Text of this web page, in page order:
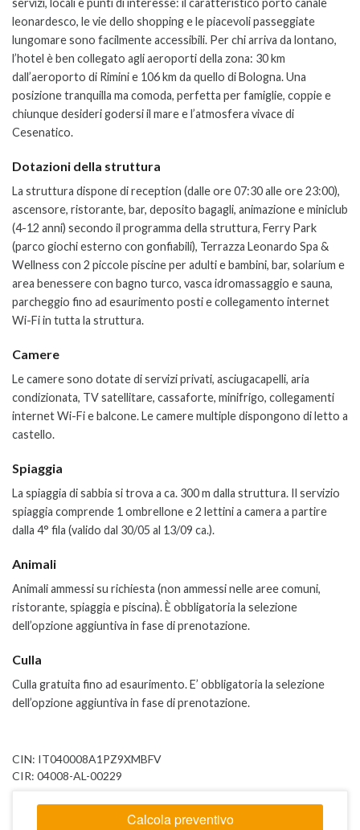
servizi, locali e punti di interesse: il caratteristico porto canale
leonardesco, le vie dello shopping e le piacevoli passeggiate
lungomare sono facilmente accessibili. Per chi arriva da lontano,
l’hotel è ben collegato agli aeroporti della zona: 30 km
dall’aeroporto di Rimini e 106 km da quello di Bologna. Una
posizione tranquilla ma comoda, perfetta per famiglie, coppie e
chiunque desideri godersi il mare e l’atmosfera vivace di
Cesenatico.
Dotazioni della struttura
La struttura dispone di reception (dalle ore 07:30 alle ore 23:00),
ascensore, ristorante, bar, deposito bagagli, animazione e miniclub
(4-12 anni) secondo il programma della struttura, Ferry Park
(parco giochi esterno con gonfiabili), Terrazza Leonardo Spa &
Wellness con 2 piccole piscine per adulti e bambini, bar, solarium e
area benessere con bagno turco, vasca idromassaggio e sauna,
parcheggio fino ad esaurimento posti e collegamento internet
Wi-Fi in tutta la struttura.
Camere
Le camere sono dotate di servizi privati, asciugacapelli, aria
condizionata, TV satellitare, cassaforte, minifrigo, collegamenti
internet Wi-Fi e balcone. Le camere multiple dispongono di letto a
castello.
Spiaggia
La spiaggia di sabbia si trova a ca. 300 m dalla struttura. Il servizio
spiaggia comprende 1 ombrellone e 2 lettini a camera a partire
dalla 4° fila (valido dal 30/05 al 13/09 ca.).
Animali
Animali ammessi su richiesta (non ammessi nelle aree comuni,
ristorante, spiaggia e piscina). È obbligatoria la selezione
dell’opzione aggiuntiva in fase di prenotazione.
Culla
Culla gratuita fino ad esaurimento. E’ obbligatoria la selezione
dell’opzione aggiuntiva in fase di prenotazione.
CIN: IT040008A1PZ9XMBFV
CIR: 04008-AL-00229
Calcola preventivo